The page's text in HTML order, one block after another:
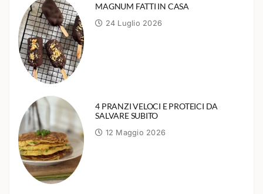
MAGNUM FATTI IN CASA
24 Luglio 2026
4 PRANZI VELOCI E PROTEICI DA
SALVARE SUBITO
12 Maggio 2026